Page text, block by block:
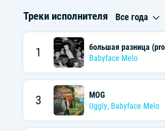
Треки исполнителя Все года
1
большая разница
Babyface Melo
3
MOG
Uggly, Babyface Melo